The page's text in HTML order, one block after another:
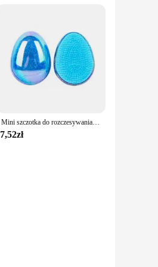
Mini szczotka do rozczesywania włosów jajko okrągły kształt masaż skóry głowy szczotka do włosów splątany grzebień do włosów Salon fryzjerski grzebień do stylizacji włosów podróż
7,52zł